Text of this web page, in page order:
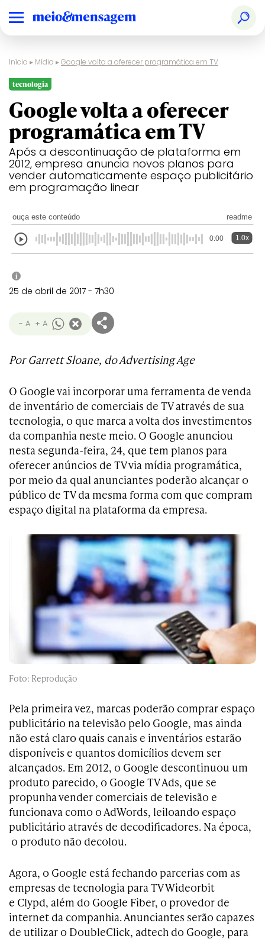
Início ▸ Mídia ▸Google volta a oferecer programática em TV
tecnologia
Google volta a oferecer
programática em TV
Após a descontinuação de plataforma em
2012, empresa anuncia novos planos para
vender automaticamente espaço publicitário
em programação linear
ouça este conteúdo readme
0:00 1.0x
i
25 de abril de 2017 - 7h30
- A + A
Por Garrett Sloane, do Advertising Age
O Google vai incorporar uma ferramenta de venda
de inventário de comerciais de TV através de sua
tecnologia, o que marca a volta dos investimentos
da companhia neste meio. O Google anunciou
nesta segunda-feira, 24, que tem planos para
oferecer anúncios de TV via mídia programática,
por meio da qual anunciantes poderão alcançar o
público de TV da mesma forma com que compram
espaço digital na plataforma da empresa.
Foto: Reprodução
Pela primeira vez, marcas poderão comprar espaço
publicitário na televisão pelo Google, mas ainda
não está claro quais canais e inventários estarão
disponíveis e quantos domicílios devem ser
alcançados. Em 2012, o Google descontinuou um
produto parecido, o Google TV Ads, que se
propunha vender comerciais de televisão e
funcionava como o AdWords, leiloando espaço
publicitário através de decodificadores. Na época,
o produto não decolou.
Agora, o Google está fechando parcerias com as
empresas de tecnologia para TVWideorbit
e Clypd, além do Google Fiber, o provedor de
internet da companhia. Anunciantes serão capazes
de utilizar o DoubleClick, adtech do Google, para